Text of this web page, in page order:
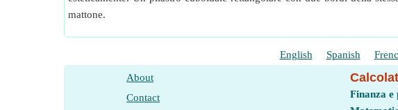
mattone.
English Spanish
About
Contact
Finanza e